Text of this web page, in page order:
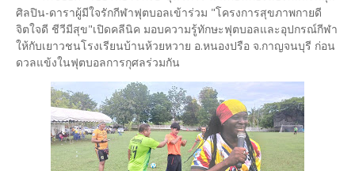
ศิลปิน-ดาราผู้มีใจรักกีฬาฟุตบอลเข้าร่วม "โครงการสุขภาพกายดี
จิตใจดี ชีวีมีสุข"เปิดคลีนิค มอบความรู้ทักษะฟุตบอลและอุปกรณ์กีฬา
ให้กับเยาวชนโรงเรียนบ้านห้วยหวาย อ.หนองปรือ จ.กาญจนบุรี ก่อน
ดวลแข้งในฟุตบอลการกุศลร่วมกัน